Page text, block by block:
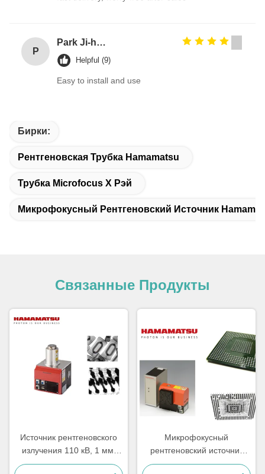
P
Park Ji-hoon
Helpful (9)
Easy to install and use
Бирки:
Рентгеновская Трубка Hamamatsu
Трубка Microfocus X Рэй
Микрофокусный Рентгеновский Источник
Связанные Продукты
Источник рентгеновского
излучения 110 кВ, 1 мм,
короткий осмотр печатной
Микрофокусный
рентгеновский источник
Hamamatsu L10951, 50 Вт,